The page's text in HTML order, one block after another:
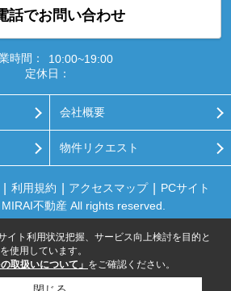
話でお問い合わせ
時間：
10:00~19:00
定休日：
会社概要
物件リクエスト
利用規約 アクセスマップ
PCサイト
不動産 All rights reserved.
イト利用状況把握、サービス向上検討を目的と
使用しています。
取扱いについて」 をご確認ください。